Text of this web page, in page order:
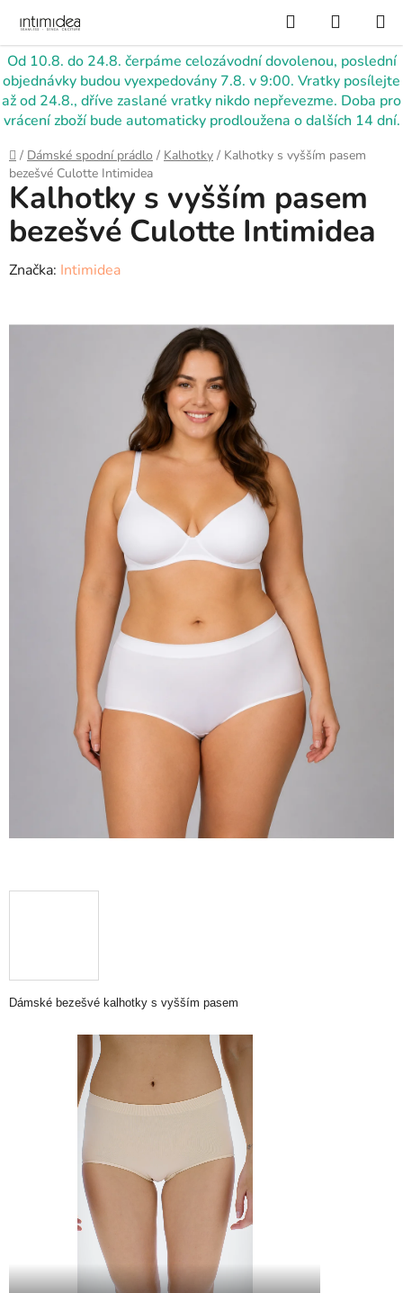
obsah
Od 10.8. do 24.8. čerpáme celozávodní dovolenou, poslední
objednávky budou vyexpedovány 7.8. v 9:00. Vratky posílejte
až od 24.8., dříve zaslané vratky nikdo nepřevezme. Doba pro
vrácení zboží bude automaticky prodloužena o dalších 14 dní.
Hledat
KOŠÍK
Domů
/ Dámské spodní prádlo / Kalhotky / Kalhotky s vyšším pasem
bezešvé Culotte Intimidea
Dámské bezešvé kalhotky s vyšším pasem
Kalhotky s vyšším pasem
bezešvé Culotte Intimidea
Značka: Intimidea